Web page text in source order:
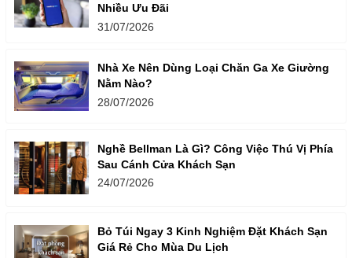
Nhiều Ưu Đãi
31/07/2026
Nhà Xe Nên Dùng Loại Chăn Ga Xe Giường
Nằm Nào?
28/07/2026
Nghề Bellman Là Gì? Công Việc Thú Vị Phía
Sau Cánh Cửa Khách Sạn
24/07/2026
Bỏ Túi Ngay 3 Kinh Nghiệm Đặt Khách Sạn
Giá Rẻ Cho Mùa Du Lịch